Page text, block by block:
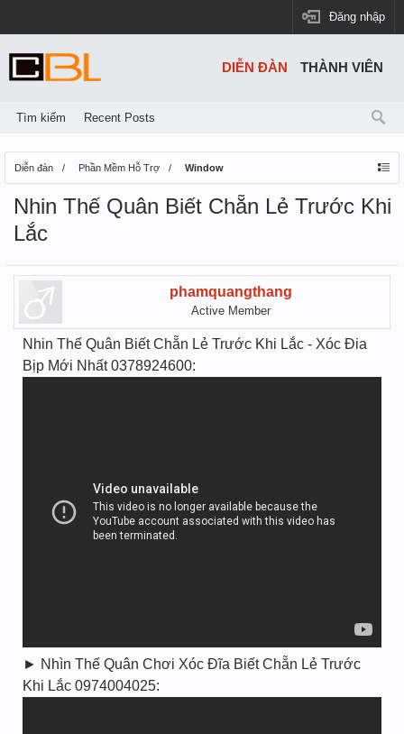
Đăng nhập
Diễn đàn Phần Mềm Hỗ Trợ Window
Nhin Thế Quân Biết Chẵn Lẻ Trước Khi
Lắc
phamquangthang
Active Member
Nhin Thế Quân Biết Chẵn Lẻ Trước Khi Lắc - Xóc Đia
Bịp Mới Nhất 0378924600:
► Nhìn Thế Quân Chơi Xóc Đĩa Biết Chẵn Lẻ Trước
Khi Lắc 0974004025:
DIỄN ĐÀN
Tìm kiếm Recent Posts
THÀNH VIÊN